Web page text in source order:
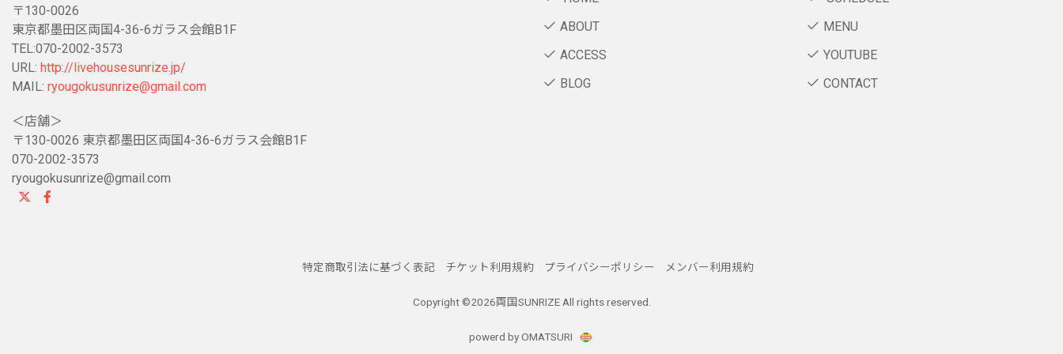
〒130-0026
東京都墨田区両国4-36-6ガラス会館B1F
TEL:070-2002-3573
URL: http://livehousesunrize.jp/
MAIL: ryougokusunrize@gmail.com
＜店舗＞
〒130-0026 東京都墨田区両国4-36-6ガラス会館B1F
070-2002-3573
ryougokusunrize@gmail.com
ABOUT
MENU
ACCESS
YOUTUBE
BLOG
CONTACT
特定商取引法に基づく表記 チケット利用規約 プライバシーポリシー メンバー利用規約
Copyright ©2026両国SUNRIZE All rights reserved.
powerd by OMATSURI